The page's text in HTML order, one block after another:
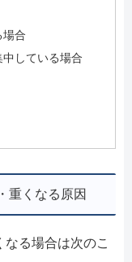
場合
している場合
重くなる原因
る場合は次のこ